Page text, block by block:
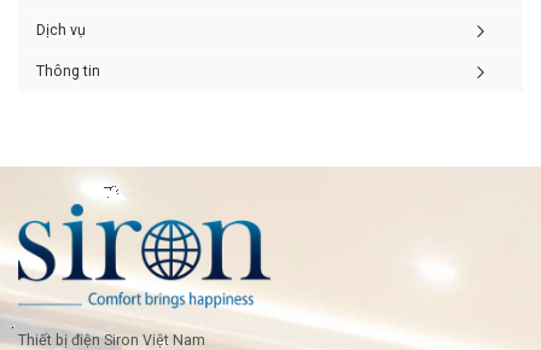
Dịch vụ
Thông tin
Thiết bị điện Siron Việt Nam